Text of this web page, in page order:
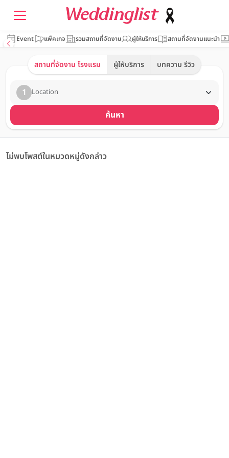
Event แพ็คเกจ รวมสถานที่จัดงาน ผู้ให้บริการ สถานที่จัดงานแนะนำ
สถานที่จัดงาน โรงแรม ผู้ให้บริการ บทความ รีวิว
1 Location
ค้นหา
ไม่พบโพสต์ในหมวดหมู่ดังกล่าว